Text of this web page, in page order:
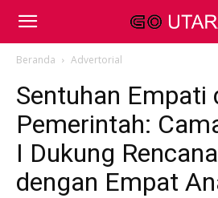
Beranda Advertorial
Sentuhan Empati
Pemerintah:
I Dukung
dengan Empat